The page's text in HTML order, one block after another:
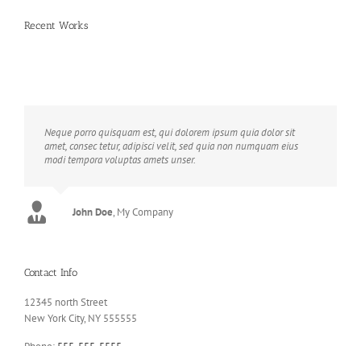
Recent Works
Neque porro quisquam est, qui dolorem ipsum quia dolor sit
amet, consec tetur, adipisci velit, sed quia non numquam eius
modi tempora voluptas amets unser.
John Doe, My Company
Luke Beck Theme Fusion
Contact Info
12345 north Street
New York City, NY 555555